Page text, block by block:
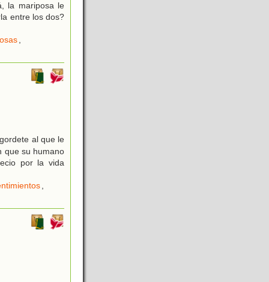
la mariposa le
entre los dos?
,
al que le
que su humano
por la vida
,